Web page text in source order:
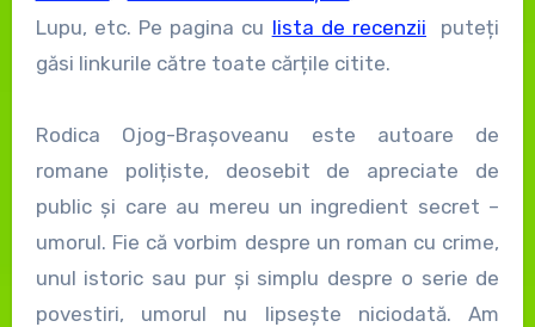
Lupu, etc. Pe pagina cu lista de recenzii puteți
găsi linkurile către toate cărțile citite.
Rodica Ojog-Brașoveanu este autoare de
romane polițiste, deosebit de apreciate de
public și care au mereu un ingredient secret –
umorul. Fie că vorbim despre un roman cu crime,
unul istoric sau pur și simplu despre o serie de
povestiri, umorul nu lipsește niciodată. Am